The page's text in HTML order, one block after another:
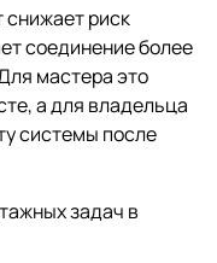
риск
соединение более
мастера это
а для владельца
системы после
задач в